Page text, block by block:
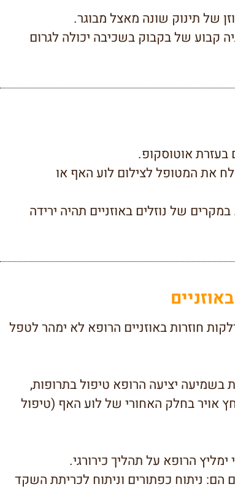
של תינוק שונה מאצל מבוגר.
קבוע של בקבוק בשכיבה יכולה לגרום
בעזרת אוטוסקופ.
את המטופל לצילום לוע האף או
של נוזלים באוזניים תהיה ירידה
חוזרותבאוזניים הרופא לא ימהר לטפל
בשמיעה יציעה הרופא טיפול בתרופות,
אויר בחלק האחורי של לוע האף (טיפול
הם: ניתוח כפתורים וניתוח לכריתת השקד